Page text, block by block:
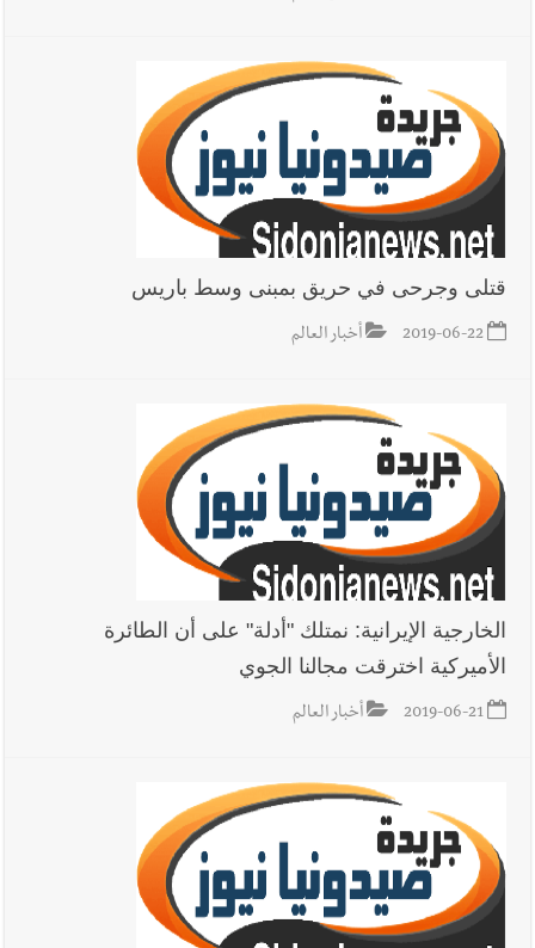
أخبار لبنان
راتب النائب من 3 آلاف إلى 5 آلاف دولار شهرياً...
فكيف أقرّت الزيادة؟
أخبار لبنان مواجهة مؤجّلة لنزاع طويل
العالم العربي
يبقى الشعب الفلسطيني يعيش كل هذا الألم؟ وإلى متى تستمر هذه
المعاناة التي تمزق القلوب والضمائر؟
أخبار العالم
الرئيس الأميركي ترامب يحذّر إيران من ضربة قوية...
وإعلام إيراني: الاتّفاق مع عُمان مؤجّل ما دامت التهديدات مستمرّة
قتلى وجرحى في حريق بمبنى وسط باريس
2019-06-22 أخبار العالم
الخارجية الإيرانية: نمتلك "أدلة" على أن الطائرة
الأميركية اخترقت مجالنا الجوي
2019-06-21 أخبار العالم